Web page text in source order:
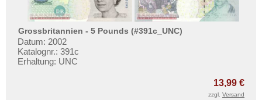
Grossbritannien - 5 Pounds (#391c_UNC)
Datum: 2002
Katalognr.: 391c
Erhaltung: UNC
13,99 €
zzgl. Versand